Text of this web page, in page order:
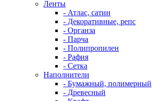
Ленты
- Атлас, сатин
- Декоративные, репс
- Органза
- Парча
- Полипропилен
- Рафия
- Сетка
Наполнители
- Бумажный, полимерный
- Древесный